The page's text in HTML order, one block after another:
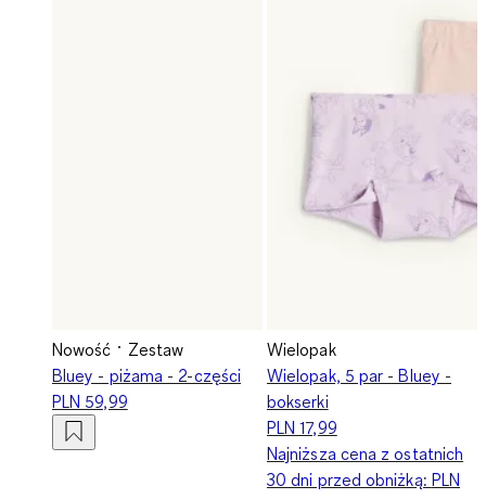
Nowość
Zestaw
Bluey - piżama - 2-części
PLN 59,99
Wielopak
Wielopak, 5 par - Bluey -
bokserki
PLN 17,99
Najniższa cena z ostatnich
30 dni przed obniżką: PLN